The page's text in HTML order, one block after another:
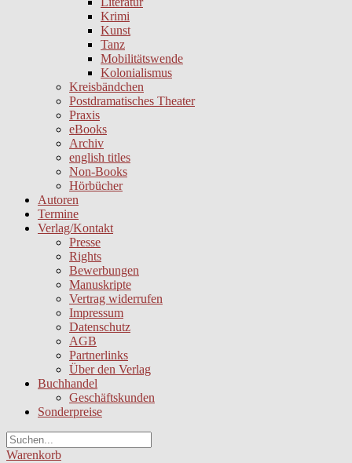
Krimi
Kunst
Tanz
Mobilitätswende
Kolonialismus
Kreisbändchen
Postdramatisches Theater
Praxis
eBooks
Archiv
english titles
Non-Books
Hörbücher
Autoren
Termine
Verlag/Kontakt
Presse
Rights
Bewerbungen
Manuskripte
Vertrag widerrufen
Impressum
Datenschutz
AGB
Partnerlinks
Über den Verlag
Buchhandel
Geschäftskunden
Sonderpreise
Warenkorb